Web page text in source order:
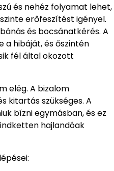
és nehéz folyamat lehet,
erőfeszítést igényel.
és bocsánatkérés. A
a hibáját, és őszintén
fél által okozott
elég. A bizalom
kitartás szükséges. A
bízni egymásban, és ez
hajlandóak